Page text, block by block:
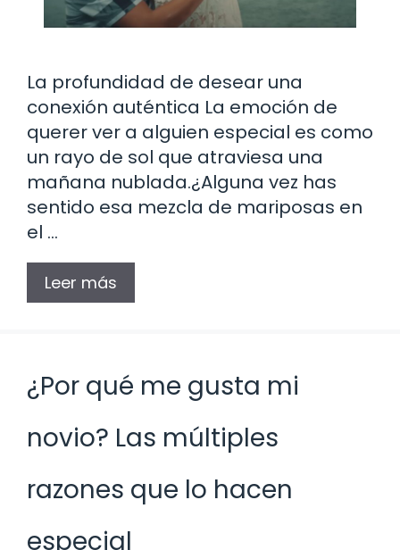
La profundidad de desear una
conexión auténtica La emoción de
querer ver a alguien especial es como
un rayo de sol que atraviesa una
mañana nublada.¿Alguna vez has
sentido esa mezcla de mariposas en
el …
Leer más
¿Por qué me gusta mi
novio? Las múltiples
razones que lo hacen
especial